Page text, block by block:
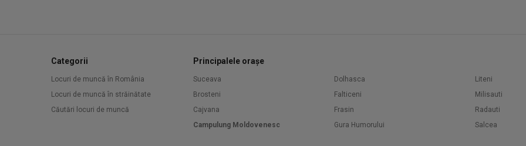
Categorii
Locuri de muncă în România
Locuri de muncă în străinătate
Căutări locuri de muncă
Principalele orașe
Suceava
Brosteni
Cajvana
Campulung Moldovenesc
Dolhasca
Falticeni
Frasin
Gura Humorului
Liteni
Milisauti
Radauti
Salcea